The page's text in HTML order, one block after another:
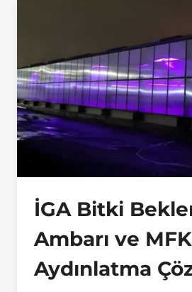
İGA Bitki
Ambarı ve MFK
Aydınlatma